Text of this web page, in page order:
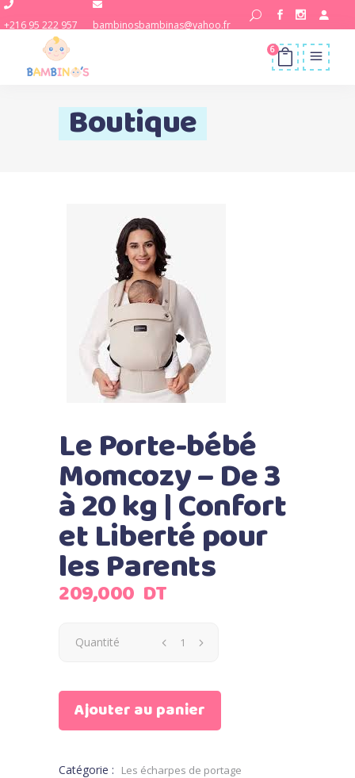
+216 95 222 957 bambinosbambinas@yahoo.fr
6
Boutique
Le Porte-bébé
Momcozy – De 3
à 20 kg | Confort
et Liberté pour
les Parents
209,000 DT
Quantité
Ajouter au panier
Catégorie : Les écharpes de portage